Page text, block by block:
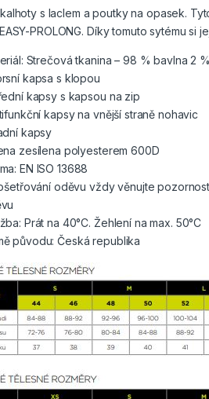
s laclem a poutky na opasek.
PROLONG. Díky tomuto sytému
Strečová tkanina – 98 % bavlna 2
kapsa s klopou
kapsy s kapsou na zip
kapsy na vnější straně nohavic
kapsy
zesílena polyesterem 600D
EN ISO 13688
oděvu vždy věnujte
Prát na 40°C. Žehlení na max. 50°C
původu: Česká republika